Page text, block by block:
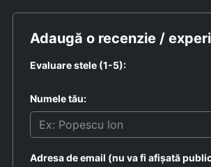
Adaugă o recenzie /
Evaluare stele (1-5):
Numele tău:
Adresa de email (nu va fi afișată